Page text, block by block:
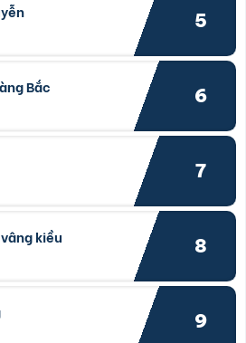
5
Bắc
6
7
kiều
8
9